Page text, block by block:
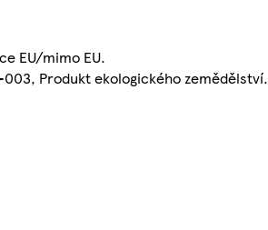
EU/mimo EU.
Produkt ekologického zemědělství.